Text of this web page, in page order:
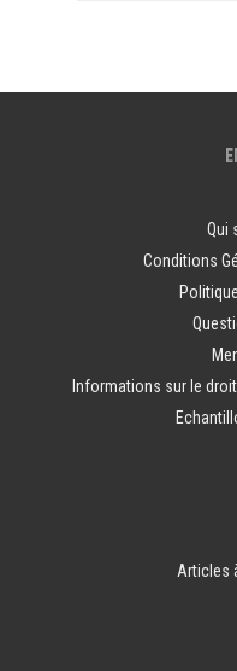
Qui
Conditions
Informations sur le
Articles